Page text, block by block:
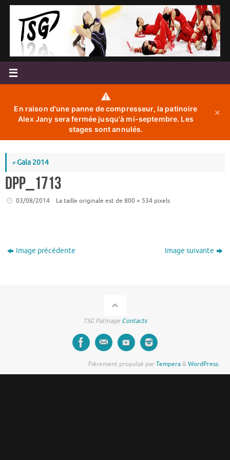
Passer
contenu
⚠️
En raison d'une panne de compresseur, la patinoire
Alex Jany sera fermée jusqu'à mi-septembre. Les
stages sont annulés.
✕
«Gala 2014
DPP_1713
03/08/2014 La taille originale est de 800 × 534pixels
Image précédente Image suivante
TSG Patinage Contacts
Fièrement propulsé parTempera&WordPress.